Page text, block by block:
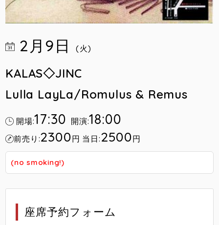
2月9日(火)
KALAS◇JINC
Lulla LayLa/Romulus & Remus
開場:17:30 開演:18:00
前売り:2300円 当日:2500円
(no smoking!)
座席予約フォーム